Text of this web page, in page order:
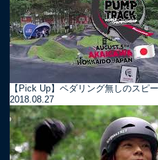
【Pick Up】ペダリング無しのスピ
2018.08.27